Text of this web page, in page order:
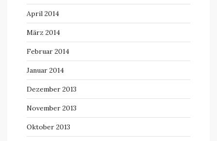
April 2014
März 2014
Februar 2014
Januar 2014
Dezember 2013
November 2013
Oktober 2013